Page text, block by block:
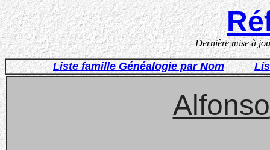
Dernière mise à
Liste famille Généalogie par Nom
Alfonso